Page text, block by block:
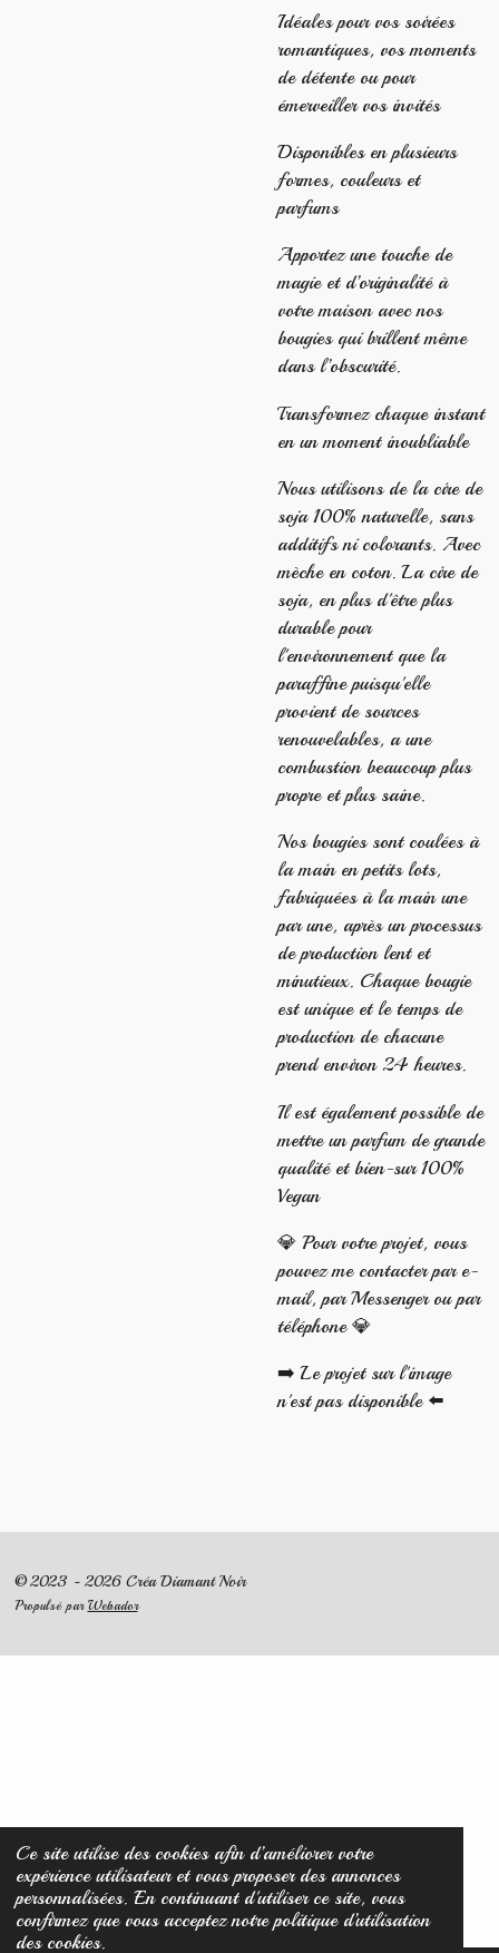
Ce site utilise des cookies afin d’améliorer votre
expérience utilisateur et vous proposer des annonces
personnalisées. En continuant d'utiliser ce site, vous
confirmez que vous acceptez notre politique d’utilisation
des cookies.
Idéales pour vos soirées
romantiques, vos moments
de détente ou pour
émerveiller vos invités
Disponibles en plusieurs
formes, couleurs et
parfums
Apportez une touche de
magie et d’originalité à
votre maison avec nos
bougies qui brillent même
dans l’obscurité.
Transformez chaque instant
en un moment inoubliable
Nous utilisons de la cire de
soja 100% naturelle, sans
additifs ni colorants. Avec
mèche en coton. La cire de
soja, en plus d'être plus
durable pour
l'environnement que la
paraffine puisqu'elle
provient de sources
renouvelables, a une
combustion beaucoup plus
propre et plus saine.
Nos bougies sont coulées à
la main en petits lots,
fabriquées à la main une
par une, après un processus
de production lent et
minutieux. Chaque bougie
est unique et le temps de
production de chacune
prend environ 24 heures.
Il est également possible de
mettre un parfum de grande
qualité et bien-sur 100%
Vegan
💎 Pour votre projet, vous
pouvez me contacter par e-
mail, par Messenger ou par
téléphone 💎
➡️ Le projet sur l'image
n'est pas disponible ⬅️
© 2023 - 2026 Créa Diamant Noir
Propulsé par Webador